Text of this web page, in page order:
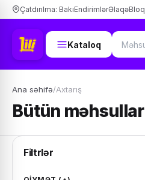
Çatdırılma: BakıEndirimlərƏlaqəBloq
Kataloq
Ana səhifə/Axtarış
Bütün məhsullar
Filtrlər